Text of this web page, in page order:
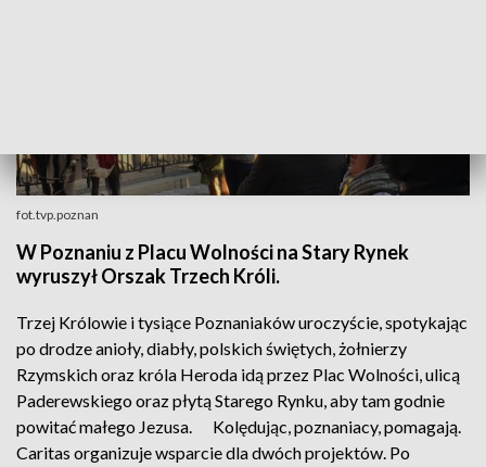
fot.tvp.poznan
W Poznaniu z Placu Wolności na Stary Rynek
wyruszył Orszak Trzech Króli.
Trzej Królowie i tysiące Poznaniaków uroczyście, spotykając
po drodze anioły, diabły, polskich świętych, żołnierzy
Rzymskich oraz króla Heroda idą przez Plac Wolności, ulicą
Paderewskiego oraz płytą Starego Rynku, aby tam godnie
powitać małego Jezusa. Kolędując, poznaniacy, pomagają.
Caritas organizuje wsparcie dla dwóch projektów. Po